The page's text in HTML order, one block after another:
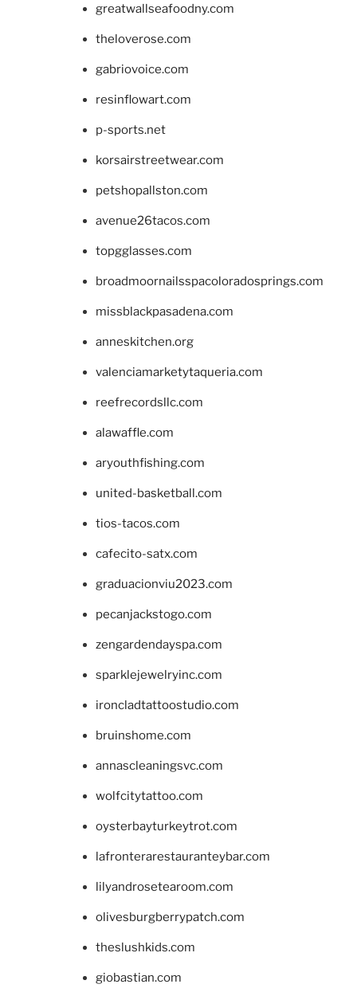
greatwallseafoodny.com
theloverose.com
gabriovoice.com
resinflowart.com
p-sports.net
korsairstreetwear.com
petshopallston.com
avenue26tacos.com
topgglasses.com
broadmoornailsspacoloradosprings.com
missblackpasadena.com
anneskitchen.org
valenciamarketytaqueria.com
reefrecordsllc.com
alawaffle.com
aryouthfishing.com
united-basketball.com
tios-tacos.com
cafecito-satx.com
graduacionviu2023.com
pecanjackstogo.com
zengardendayspa.com
sparklejewelryinc.com
ironcladtattoostudio.com
bruinshome.com
annascleaningsvc.com
wolfcitytattoo.com
oysterbayturkeytrot.com
lafronterarestauranteybar.com
lilyandrosetearoom.com
olivesburgberrypatch.com
theslushkids.com
giobastian.com